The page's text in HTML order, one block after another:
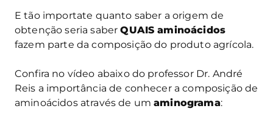
E tão importate quanto saber a origem de
obtenção seria saberQUAIS aminoácidos
fazem parte da composição do produto agrícola.
Confira no vídeo abaixo do professor Dr. André
Reis a importância de conhecer a composição de
aminoácidos através de umaminograma: